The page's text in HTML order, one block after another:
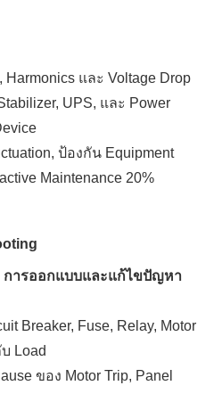
Harmonics และ Voltage Drop
UPS, และ Power
ป้องกัน Equipment
Maintenance 20%
การออกแบบและแก้ไขปัญหา
Breaker, Fuse, Relay, Motor
Load
ของ Motor Trip, Panel